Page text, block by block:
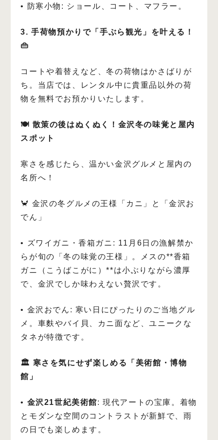
• 防寒小物: ショール、コート、マフラー。
3. 手荷物預かりで「手ぶら観光」を叶える！
👜
コートや着替えなど、冬の荷物はかさばりが
ち。当店では、レンタル中に貴重品以外の荷
物を無料でお預かりいたします。
🍽️ 散策の後はぬくぬく！金沢冬の味覚と屋内
スポット
寒さを感じたら、温かい金沢グルメと屋内の
名所へ！
🦀 金沢の冬グルメの王様「カニ」と「金沢お
でん」
• ズワイガニ・香箱ガニ: 11月6日の漁解禁か
らが旬の「冬の味覚の王様」。メスの**香箱
ガニ（こうばこがに）**は小ぶりながら濃厚
で、金沢でしか味わえない贅沢です。
• 金沢おでん: 寒い日にぴったりのご当地グル
メ。車麩やバイ貝、カニ面など、ユニークな
タネが特徴です。
🏛️ 寒さを気にせず楽しめる「美術館・博物
館」
• 金沢21世紀美術館: 現代アートの宝庫。着物
とモダンな空間のコントラストが新鮮で、雨
の日でも楽しめます。